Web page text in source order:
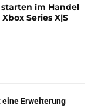
starten im Handel
Series X|S
eine Erweiterung